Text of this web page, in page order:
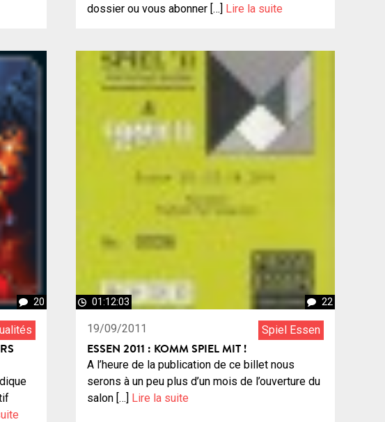
dossier ou vous abonner […] Lire la suite
20 01:12:03 22
19/09/2011 Spiel Essen
ESSEN 2011 : KOMM SPIEL MIT !
A l’heure de la publication de ce billet nous
serons à un peu plus d’un mois de l’ouverture du
salon […] Lire la suite